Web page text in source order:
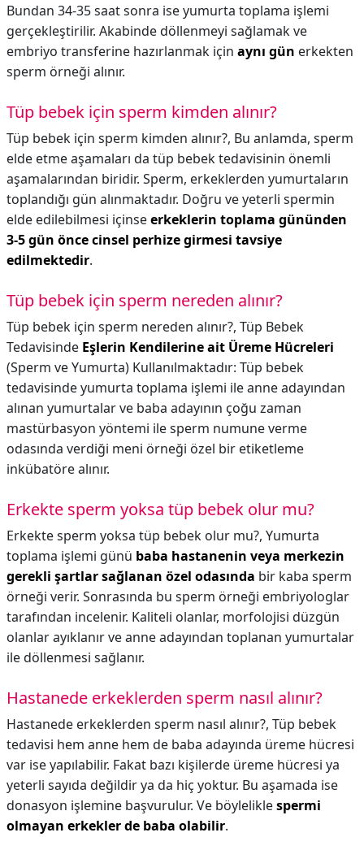
Bundan 34-35 saat sonra ise yumurta toplama işlemi
gerçekleştirilir. Akabinde döllenmeyi sağlamak ve
embriyo transferine hazırlanmak için aynı gün erkekten
sperm örneği alınır.
Tüp bebek için sperm kimden alınır?
Tüp bebek için sperm kimden alınır?, Bu anlamda, sperm
elde etme aşamaları da tüp bebek tedavisinin önemli
aşamalarından biridir. Sperm, erkeklerden yumurtaların
toplandığı gün alınmaktadır. Doğru ve yeterli spermin
elde edilebilmesi içinseerkeklerin toplama gününden
3-5 gün önce cinsel perhize girmesi tavsiye
edilmektedir.
Tüp bebek için sperm nereden alınır?
Tüp bebek için sperm nereden alınır?, Tüp Bebek
Tedavisinde Eşlerin Kendilerine ait Üreme Hücreleri
(Sperm ve Yumurta) Kullanılmaktadır: Tüp bebek
tedavisinde yumurta toplama işlemi ile anne adayından
alınan yumurtalar ve baba adayının çoğu zaman
mastürbasyon yöntemi ile sperm numune verme
odasında verdiği meni örneği özel bir etiketleme
inkübatöre alınır.
Erkekte sperm yoksa tüp bebek olur mu?
Erkekte sperm yoksa tüp bebek olur mu?, Yumurta
toplama işlemi günü baba hastanenin veya merkezin
gerekli şartlar sağlanan özel odasında bir kaba sperm
örneği verir. Sonrasında bu sperm örneği embriyologlar
tarafından incelenir. Kaliteli olanlar, morfolojisi düzgün
olanlar ayıklanır ve anne adayından toplanan yumurtalar
ile döllenmesi sağlanır.
Hastanede erkeklerden sperm nasıl alınır?
Hastanede erkeklerden sperm nasıl alınır?, Tüp bebek
tedavisi hem anne hem de baba adayında üreme hücresi
var ise yapılabilir. Fakat bazı kişilerde üreme hücresi ya
yeterli sayıda değildir ya da hiç yoktur. Bu aşamada ise
donasyon işlemine başvurulur. Ve böyleliklespermi
olmayan erkekler de baba olabilir.